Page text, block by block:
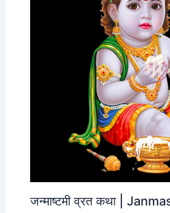
जन्‍माष्‍टमी व्रत कथा |